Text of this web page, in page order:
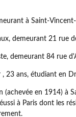
à Saint-Vincent-
demeurant 21 rue
demeurant 84 rue
23 ans, étudiant en
(achevée en 1914) à
à Paris dont les